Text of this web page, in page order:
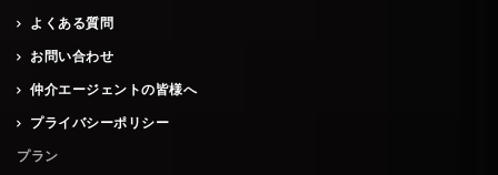
よくある質問
お問い合わせ
仲介エージェントの皆様へ
プライバシーポリシー
プラン